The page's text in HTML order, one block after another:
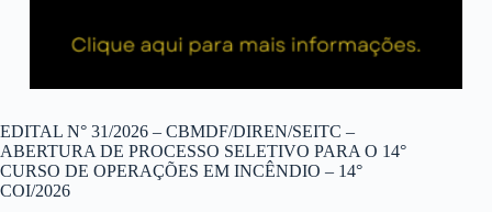
EDITAL N° 31/2026 – CBMDF/DIREN/SEITC –
ABERTURA DE PROCESSO SELETIVO PARA O 14°
CURSO DE OPERAÇÕES EM INCÊNDIO – 14°
COI/2026